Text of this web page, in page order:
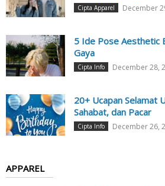
Cipta Apparel December
5 Ide Pose Aesthetic
Gaya
Cipta Info December 28,
20+ Ucapan Selamat
Sahabat, dan Pacar
Cipta Info December 26,
APPAREL